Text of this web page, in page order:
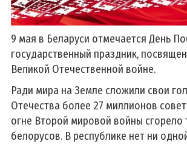
9 мая в Беларуси отмечается День
государственный праздник,
Великой Отечественной войне.
Ради мира на Земле сложили свои
Отечества более 27 миллионов
огне Второй мировой войны сгорело
белорусов. В республике нет ни